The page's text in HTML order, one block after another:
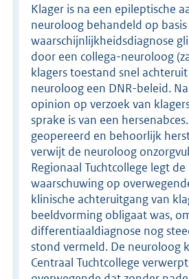
Klager is na een epileptische
neuroloog behandeld op basis
waarschijnlijkheidsdiagnose
door een collega-neuroloog
klagers toestand snel
neuroloog een DNR-beleid.
opinion op verzoek van
sprake is van een
geopereerd en behoorlijk
verwijt de neuroloog
Regionaal Tuchtcollege legt
waarschuwing op
klinische achteruitgang van
beeldvorming obligaat was,
differentiaaldiagnose nog
stond vermeld. De neuroloog
Centraal Tuchtcollege